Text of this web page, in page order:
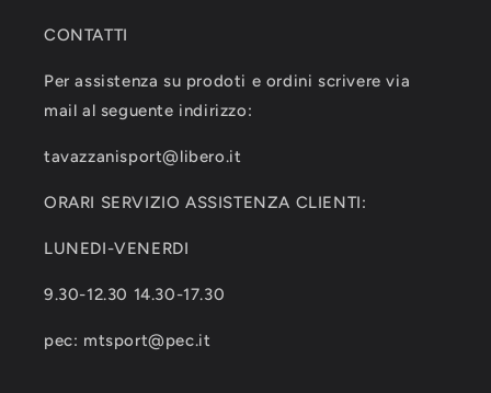
CONTATTI
Per assistenza su prodoti e ordini scrivere via
mail al seguente indirizzo:
tavazzanisport@libero.it
ORARI SERVIZIO ASSISTENZA CLIENTI:
LUNEDI-VENERDI
9.30-12.30 14.30-17.30
pec: mtsport@pec.it